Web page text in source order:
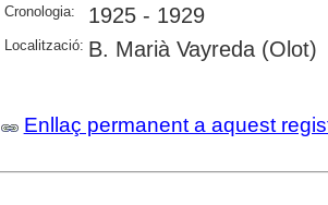
Cronologia: 1925 - 1929
Localització: B. Marià Vayreda (Olot)
Enllaç permanent a aquest